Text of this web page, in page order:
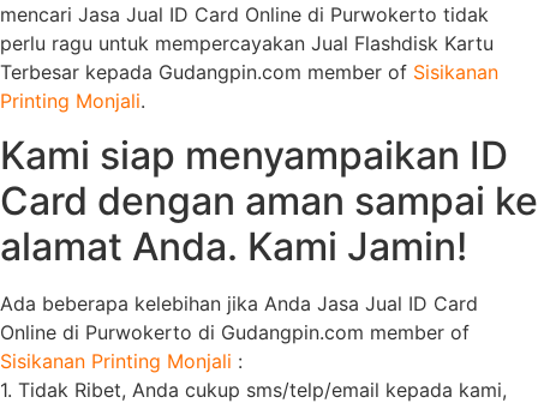
mencari Jasa Jual ID Card Online di Purwokerto tidak
perlu ragu untuk mempercayakan Jual Flashdisk Kartu
Terbesar kepada Gudangpin.com member of Sisikanan
Printing Monjali.
Kami siap menyampaikan ID
Card dengan aman sampai ke
alamat Anda. Kami Jamin!
Ada beberapa kelebihan jika Anda Jasa Jual ID Card
Online di Purwokerto di Gudangpin.com member of
Sisikanan Printing Monjali :
1. Tidak Ribet, Anda cukup sms/telp/email kepada kami,